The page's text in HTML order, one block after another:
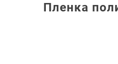
Пленка